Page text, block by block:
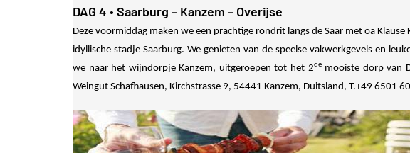
DAG 4 • Saarburg – Kanzem – Overijse
Deze voormiddag maken we een prachtige rondrit langs de Saar met oa
idyllische stadje Saarburg. We genieten van de speelse vakwerkgevels en
we naar het wijndorpje Kanzem, uitgeroepen tot het 2demooiste dorp van
Weingut Schafhausen, Kirchstrasse 9, 54441 Kanzem, Duitsland, T.+49 6501